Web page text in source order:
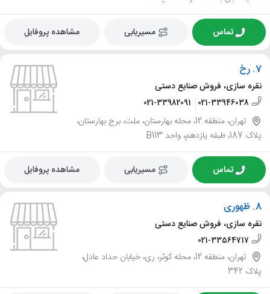
تماس مسیریابی مشاهده پروفایل
7. رخ
نقره سازی، فروش صنایع دستی
021-33946038
021-33982091
تهران، منطقه 12، محله بهارستان، ملت، برج بهارستان،
پلاک 187، طبقه یازدهم، واحد B113
تماس مسیریابی مشاهده پروفایل
8. ظهوری
نقره سازی، فروش صنایع دستی
021-33564717
تهران، منطقه 12، محله کوثر، ری، خیابان حداد عادل،
پلاک 342